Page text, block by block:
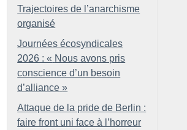
Trajectoires de l’anarchisme
organisé
Journées écosyndicales
2026 : « Nous avons pris
conscience d’un besoin
d’alliance »
Attaque de la pride de Berlin :
faire front uni face à l’horreur